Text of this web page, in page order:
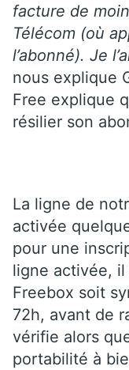
facture de
Télécom (où
l’abonné). Je
nous explique
Free explique
résilier son
La ligne de
activée
pour une
ligne activée,
Freebox soit
72h, avant de
vérifie alors
portabilité à